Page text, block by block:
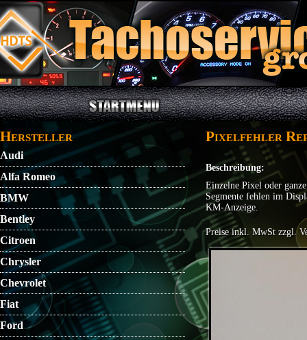
Direkt zum Inhalt
Hersteller
Audi
Alfa Romeo
BMW
Bentley
Citroen
Chrysler
Chevrolet
Fiat
Ford
Pixelfehler
Beschreibung:
Einzelne Pixel oder ganze
Segmente fehlen im
KM-Anzeige.
Preise inkl. MwSt zzgl.